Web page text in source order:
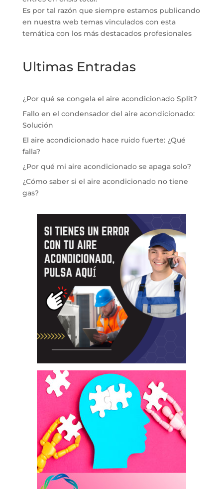
Es por tal razón que siempre estamos publicando
en nuestra web temas vinculados con esta
temática con los más destacados profesionales
Ultimas Entradas
¿Por qué se congela el aire acondicionado Split?
Fallo en el condensador del aire acondicionado:
Solución
El aire acondicionado hace ruido fuerte: ¿Qué
falla?
¿Por qué mi aire acondicionado se apaga solo?
¿Cómo saber si el aire acondicionado no tiene
gas?